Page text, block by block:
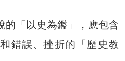
的「以史為鑑」，應包含
錯誤、挫折的「歷史教